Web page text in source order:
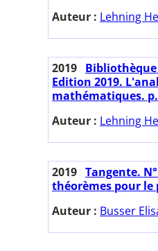
Auteur : Lehning
2019 Bibliothèque
Edition 2019.
mathématiques. p.
Auteur : Lehning
2019 Tangente.
théorèmes pour le
Auteur : Busser